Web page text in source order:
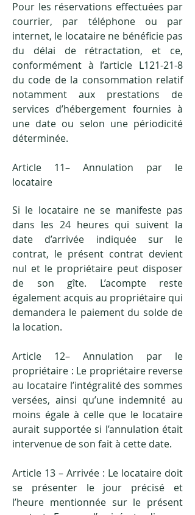
Pour les réservations effectuées par
courrier, par téléphone ou par
internet, le locataire ne bénéficie pas
du délai de rétractation, et ce,
conformément à l’article L121-21-8
du code de la consommation relatif
notamment aux prestations de
services d’hébergement fournies à
une date ou selon une périodicité
déterminée.
Article 11– Annulation par le
locataire
Si le locataire ne se manifeste pas
dans les 24 heures qui suivent la
date d’arrivée indiquée sur le
contrat, le présent contrat devient
nul et le propriétaire peut disposer
de son gîte. L’acompte reste
également acquis au propriétaire qui
demandera le paiement du solde de
la location.
Article 12– Annulation par le
propriétaire : Le propriétaire reverse
au locataire l’intégralité des sommes
versées, ainsi qu’une indemnité au
moins égale à celle que le locataire
aurait supportée si l’annulation était
intervenue de son fait à cette date.
Article 13 – Arrivée : Le locataire doit
se présenter le jour précisé et
l’heure mentionnée sur le présent